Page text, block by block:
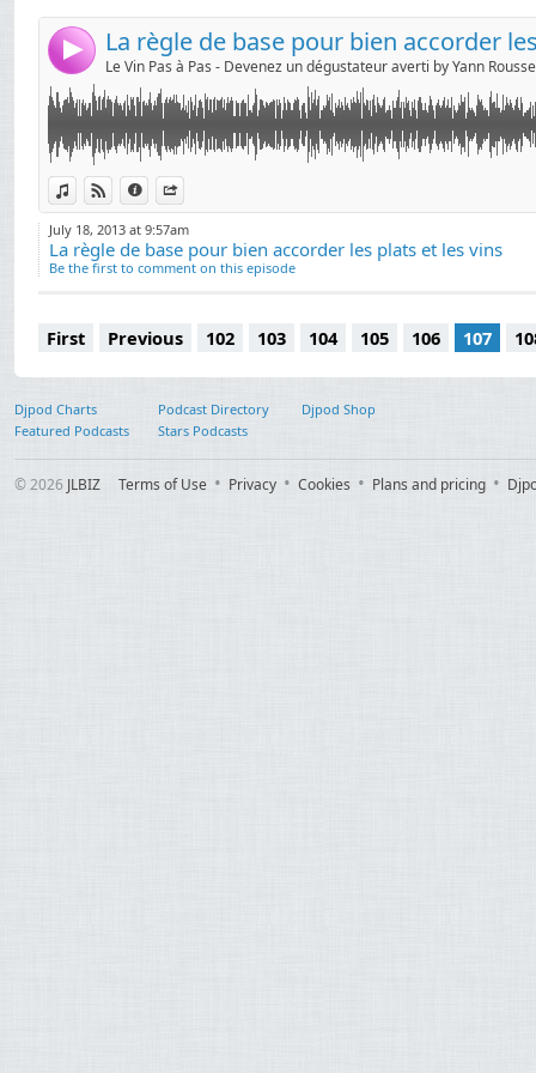
4
View in iTunes
View on Djpod
Information
July 18, 2013 at 9:57am
La règle de base pour bien accorder les plats et les vins
Be the first to comment on this episode
First Previous 102 103 104 105 106 107
Djpod Charts Podcast Directory
Djpod Shop
Featured Podcasts
Stars Podcasts
© 2026 JLBIZ Terms of Use Privacy Cookies Plans and pricing